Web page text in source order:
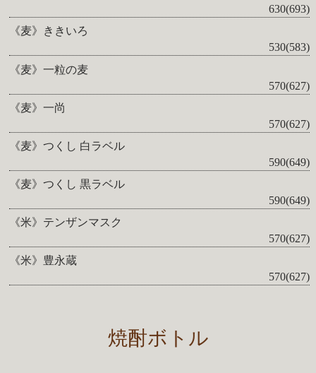
630(693)
《麦》ききいろ
530(583)
《麦》一粒の麦
570(627)
《麦》一尚
570(627)
《麦》つくし 白ラベル
590(649)
《麦》つくし 黒ラベル
590(649)
《米》テンザンマスク
570(627)
《米》豊永蔵
570(627)
焼酎ボトル